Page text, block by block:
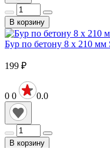
В корзину
Бур по бетону 8 х 210
199 ₽
0 0 0.0
В корзину